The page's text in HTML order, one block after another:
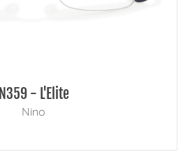
N359 - L'Elite
Nino